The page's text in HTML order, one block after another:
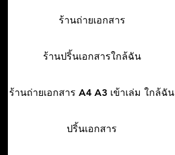
ร้านถ่ายเอกสาร
ร้านปริ้นเอกสารใกล้ฉัน
ร้านถ่ายเอกสาร A4 A3 เข้าเล่ม ใกล้ฉัน
ปริ้นเอกสาร